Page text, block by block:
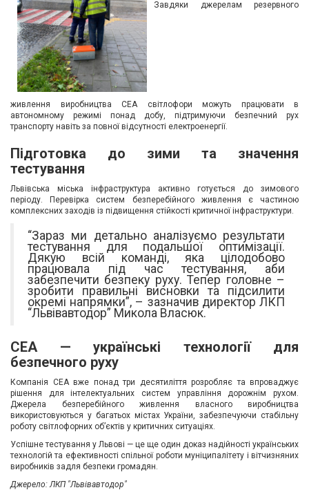
Завдяки джерелам резервного
живлення виробництва СЕА світлофори можуть працювати в
автономному режимі понад добу, підтримуючи безпечний рух
транспорту навіть за повної відсутності електроенергії.
Підготовка до зими та значення
тестування
Львівська міська інфраструктура активно готується до зимового
періоду. Перевірка систем безперебійного живлення є частиною
комплексних заходів із підвищення стійкості критичної інфраструктури.
“Зараз ми детально аналізуємо результати
тестування для подальшої оптимізації.
Дякую всій команді, яка цілодобово
працювала під час тестування, аби
забезпечити безпеку руху. Тепер головне –
зробити правильні висновки та підсилити
окремі напрямки”, – зазначив директор ЛКП
“Львівавтодор” Микола Власюк.
СЕА — українські технології для
безпечного руху
Компанія СЕА вже понад три десятиліття розробляє та впроваджує
рішення для інтелектуальних систем управління дорожнім рухом.
Джерела безперебійного живлення власного виробництва
використовуються у багатьох містах України, забезпечуючи стабільну
роботу світлофорних об’єктів у критичних ситуаціях.
Успішне тестування у Львові — це ще один доказ надійності українських
технологій та ефективності спільної роботи муніципалітету і вітчизняних
виробників задля безпеки громадян.
Джерело: ЛКП "Львівавтодор"